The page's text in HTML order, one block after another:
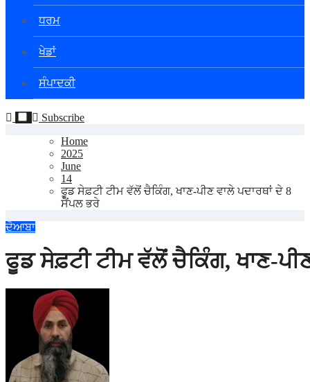
ਧਰਮ
ਖੇਡਾਂ
ਸੰਪਾਦਕੀ
Subscribe
Home
2025
June
14
ਫੂਡ ਸੇਫ਼ਟੀ ਟੀਮ ਵੱਲੋਂ ਚੈਕਿੰਗ, ਖਾਣ-ਪੀਣ ਵਾਲੇ ਪਦਾਰਥਾਂ ਦੇ 8
ਸੈਂਪਲ ਭਰੇ
ਦੋਆਬਾ
ਫੂਡ ਸੇਫ਼ਟੀ ਟੀਮ ਵੱਲੋਂ ਚੈਕਿੰਗ, ਖਾਣ-